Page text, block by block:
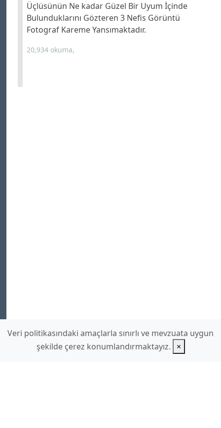
Üçlüsünün Ne kadar Güzel Bir Uyum İçinde
Bulunduklarını Gözteren 3 Nefis Görüntü
Fotograf Kareme Yansımaktadır.
20,934 okuma,
Veri politikasındaki amaçlarla sınırlı ve mevzuata uygun
şekilde çerez konumlandırmaktayız.
×